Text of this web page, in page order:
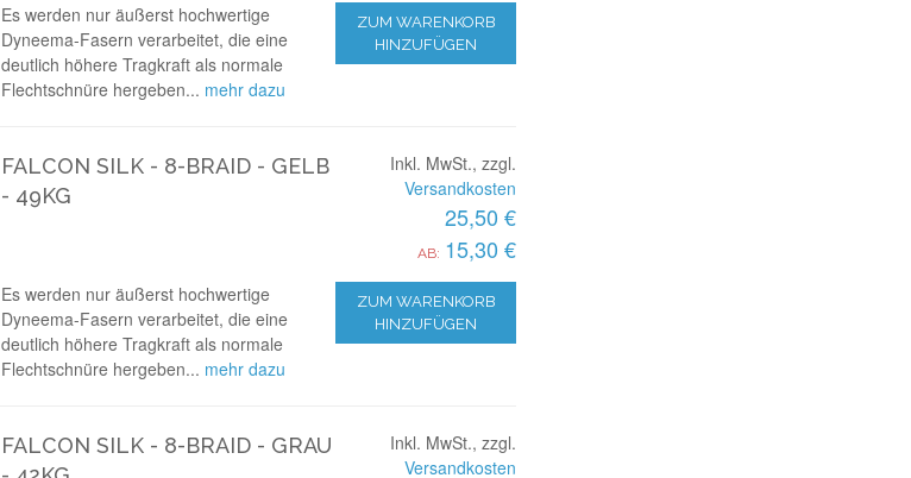
ZUM WARENKORB
HINZUFÜGEN
Es werden nur äußerst hochwertige
Dyneema-Fasern verarbeitet, die eine
deutlich höhere Tragkraft als normale
Flechtschnüre hergeben... mehr dazu
FALCON SILK - 8-BRAID - GELB
- 49KG
Inkl. MwSt., zzgl.
Versandkosten
25,50 €
AB: 15,30 €
ZUM WARENKORB
HINZUFÜGEN
Es werden nur äußerst hochwertige
Dyneema-Fasern verarbeitet, die eine
deutlich höhere Tragkraft als normale
Flechtschnüre hergeben... mehr dazu
FALCON SILK - 8-BRAID - GRAU
Inkl. MwSt., zzgl.
Versandkosten